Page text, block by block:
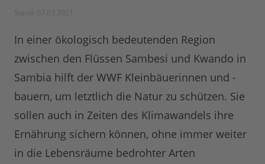
In einer ökologisch bedeutenden Region
zwischen den Flüssen Sambesi und Kwando in
Sambia hilft der WWF Kleinbäuerinnen und -
bauern, um letztlich die Natur zu schützen. Sie
sollen auch in Zeiten des Klimawandels ihre
Ernährung sichern können, ohne immer weiter
in die Lebensräume bedrohter Arten